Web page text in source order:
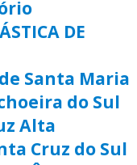
DE
Santa Maria
do Sul
Alta
Cruz do Sul